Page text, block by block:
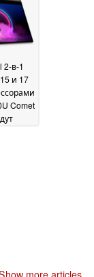
2-в-1
и 17
Comet